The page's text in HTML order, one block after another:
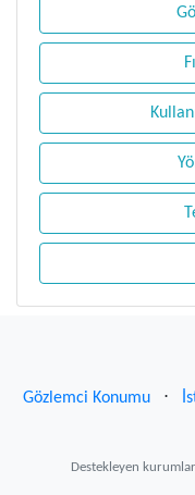
Gözlemci Konumu ⋅
Destekleyen